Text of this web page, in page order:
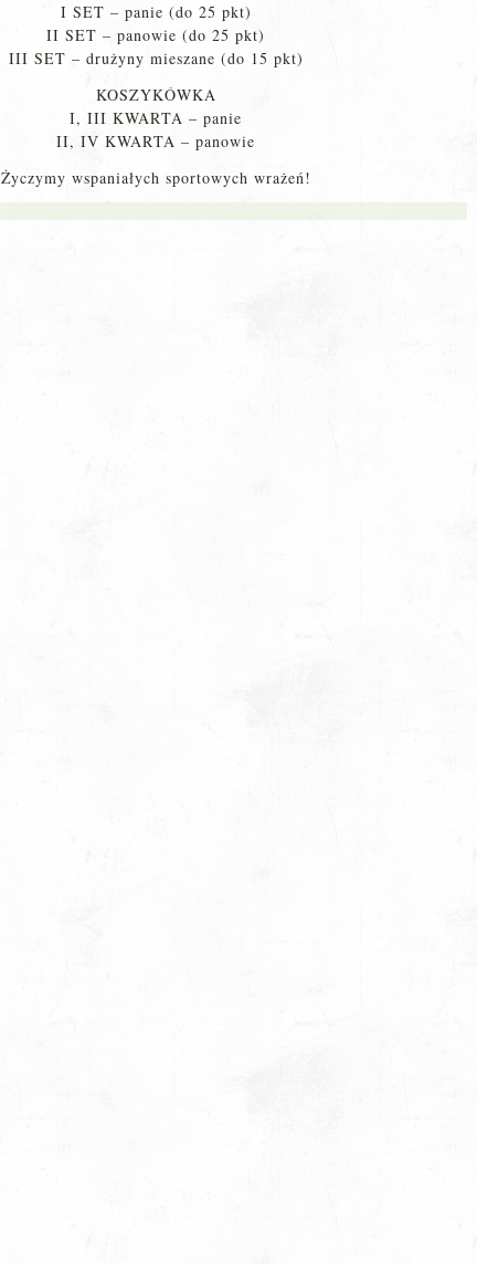
I SET – panie (do 25 pkt)
II SET – panowie (do 25 pkt)
III SET – drużyny mieszane (do 15 pkt)
KOSZYKÓWKA
I, III KWARTA – panie
II, IV KWARTA – panowie
Życzymy wspaniałych sportowych wrażeń!